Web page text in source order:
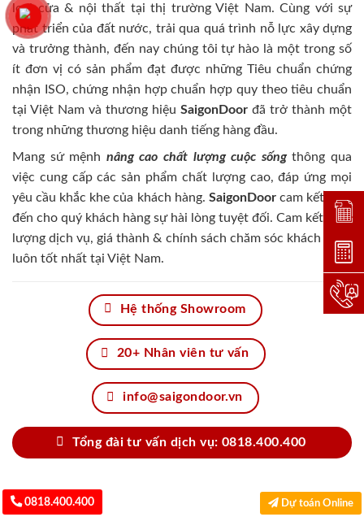
loại cửa & nội thất tại thị trường Việt Nam. Cùng với sự
phát triển của đất nước, trải qua quá trình nỗ lực xây dựng
và trưởng thành, đến nay chúng tôi tự hào là một trong số
ít đơn vị có sản phẩm đạt được những Tiêu chuẩn chứng
nhận ISO, chứng nhận hợp chuẩn hợp quy theo tiêu chuẩn
tại Việt Nam và thương hiệu SaigonDoor đã trở thành một
trong những thương hiệu danh tiếng hàng đầu.
Mang sứ mệnh nâng cao chất lượng cuộc sốngthông qua
việc cung cấp các sản phẩm chất lượng cao, đáp ứng mọi
yêu cầu khắc khe của khách hàng. SaigonDoorcam kết đem
đến cho quý khách hàng sự hài lòng tuyệt đối. Cam kết chất
lượng dịch vụ, giá thành & chính sách chăm sóc khách hàng
luôn tốt nhất tại Việt Nam.
Hệ thống Showroom
20+ Nhân viên tư vấn
info@saigondoor.vn
Tổng đài tư vấn dịch vụ: 0818.400.400
0818.400.400 Dự toán Online
Đặt
Dự